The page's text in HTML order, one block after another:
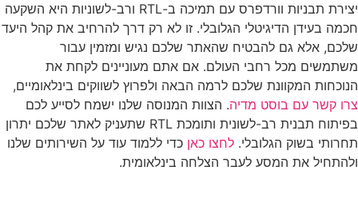
יצירת תבניות וורדפרס עם תמיכה ב-RTL ורב-לשוניות היא השקעה
חכמה בעידן הדיגיטלי הגלובלי. זו לא רק דרך להרחיב את קהל היעד
שלכם, אלא גם להבטיח שהאתר שלכם נגיש ומזמין עבור
משתמשים מכל רחבי העולם. אם אתם מעוניינים לקחת את
הנוכחות המקוונת שלכם לרמה הבאה ולפרוץ לשווקים בינלאומיים,
צרו קשר עם בוסט מדיה. הצוות המנוסה שלנו ישמח לסייע לכם
בפיתוח תבנית רב-לשונית ותומכת RTL שתעניק לאתר שלכם יתרון
תחרותי בשוק הגלובלי. לחצו כאן כדי ללמוד עוד על השירותים שלנו
ולהתחיל את המסע לעבר הצלחה בינלאומית.